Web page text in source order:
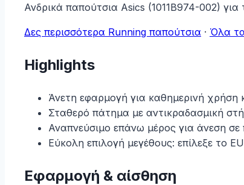
Ανδρικά παπούτσια Asics (1011B974-002)
Δες περισσότερα Running παπούτσια · Όλα
Highlights
Άνετη εφαρμογή για καθημερινή χρήση
Σταθερό πάτημα με αντικραδασμική
Αναπνεύσιμο επάνω μέρος για άνεση σε
Εύκολη επιλογή μεγέθους: επίλεξε το
Εφαρμογή & αίσθηση